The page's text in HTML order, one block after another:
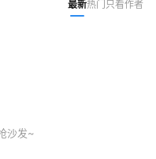
最新热门 只看作者
沙发~